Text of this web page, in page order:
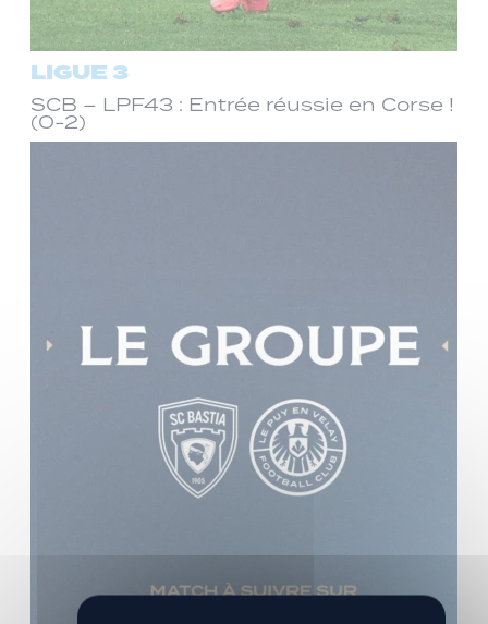
LIGUE 3
SCB – LPF43 : Entrée réussie en Corse !
(0-2)